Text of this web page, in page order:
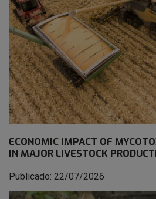
ECONOMIC IMPACT OF
IN MAJOR LIVESTOCK
Publicado: 22/07/2026